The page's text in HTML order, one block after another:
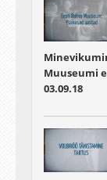
Muuseumi
03.09.18